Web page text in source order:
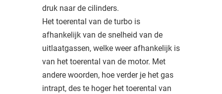
druk naar de cilinders.
Het toerental van de turbo is
afhankelijk van de snelheid van de
uitlaatgassen, welke weer afhankelijk is
van het toerental van de motor. Met
andere woorden, hoe verder je het gas
intrapt, des te hoger het toerental van